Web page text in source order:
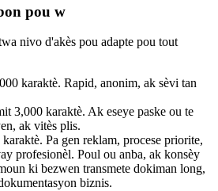
pou w
nivo d'akès pou adapte pou tout
karaktè. Rapid, anonim, ak sèvi tan
3,000 karaktè. Ak eseye paske ou te
ak vitès plis.
Pa gen reklam, procese priorite,
profesionèl. Poul ou anba, ak konsèy
ki bezwen transmete dokiman long,
biznis.